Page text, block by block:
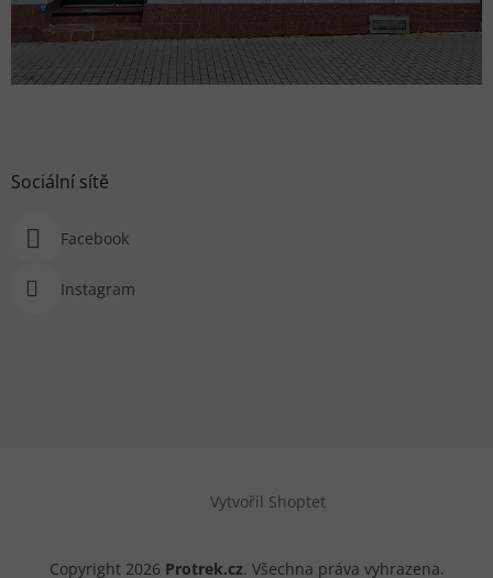
Sociální sítě
Facebook
Instagram
Vytvořil Shoptet
Copyright 2026 Protrek.cz. Všechna práva vyhrazena.